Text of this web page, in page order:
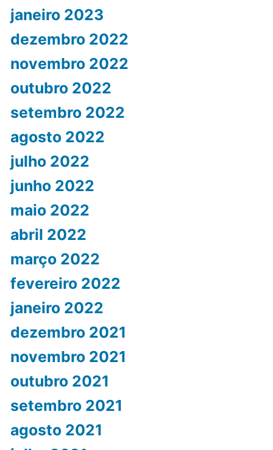
janeiro 2023
dezembro 2022
novembro 2022
outubro 2022
setembro 2022
agosto 2022
julho 2022
junho 2022
maio 2022
abril 2022
março 2022
fevereiro 2022
janeiro 2022
dezembro 2021
novembro 2021
outubro 2021
setembro 2021
agosto 2021